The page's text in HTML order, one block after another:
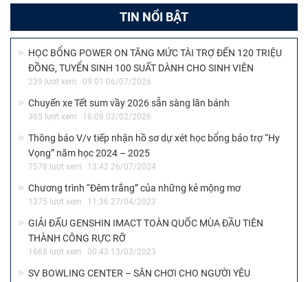
TIN NỔI BẬT
HỌC BỔNG POWER ON TĂNG MỨC TÀI TRỢ ĐẾN 120 TRIỆU
ĐỒNG, TUYỂN SINH 100 SUẤT DÀNH CHO SINH VIÊN
239 lượt xem 09:01 06/07/2026
Chuyến xe Tết sum vầy 2026 sẵn sàng lăn bánh
365 lượt xem 16:09 03/02/2026
Thông báo V/v tiếp nhận hồ sơ dự xét học bổng bảo trợ “Hy
Vọng” năm học 2024 – 2025
7578 lượt xem 13:42 26/07/2024
Chương trình “Đêm trắng” của những kẻ mộng mơ
1375 lượt xem 11:36 27/04/2023
GIẢI ĐẤU GENSHIN IMACT TOÀN QUỐC MÙA ĐẦU TIÊN
THÀNH CÔNG RỰC RỠ
1668 lượt xem 00:43 13/03/2023
SV BOWLING CENTER – SÂN CHƠI CHO NGƯỜI YÊU